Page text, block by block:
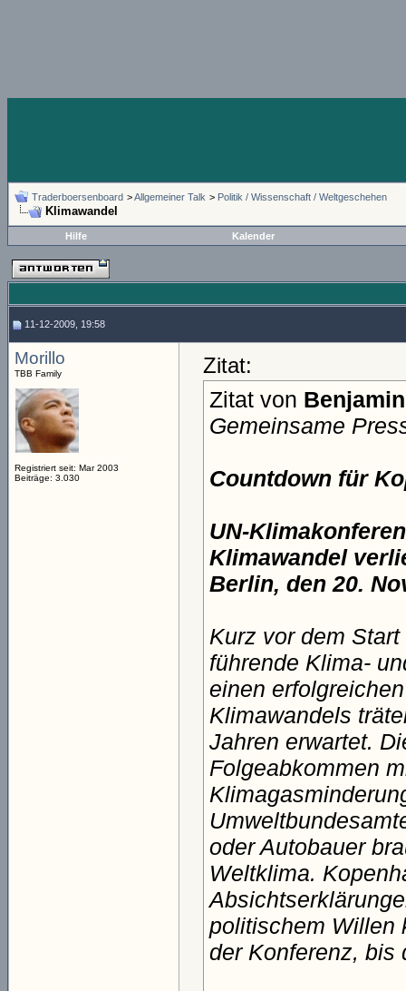
Traderboersenboard >Allgemeiner Talk > Politik / Wissenschaft / Weltgeschehen
Klimawandel
Hilfe Kalender
11-12-2009, 19:58
Morillo
TBB Family
Registriert seit: Mar 2003
Beiträge: 3.030
Zitat:
Zitat von Benjamin
Gemeinsame
Countdown für
UN-
Klimawandel
Berlin, den 20.
Kurz vor dem
führende Klima-
einen
Klimawandels
Jahren erwartet.
Folgeabkommen
oder Autobauer
Weltklima.
politischem Willen
der Konferenz, bis